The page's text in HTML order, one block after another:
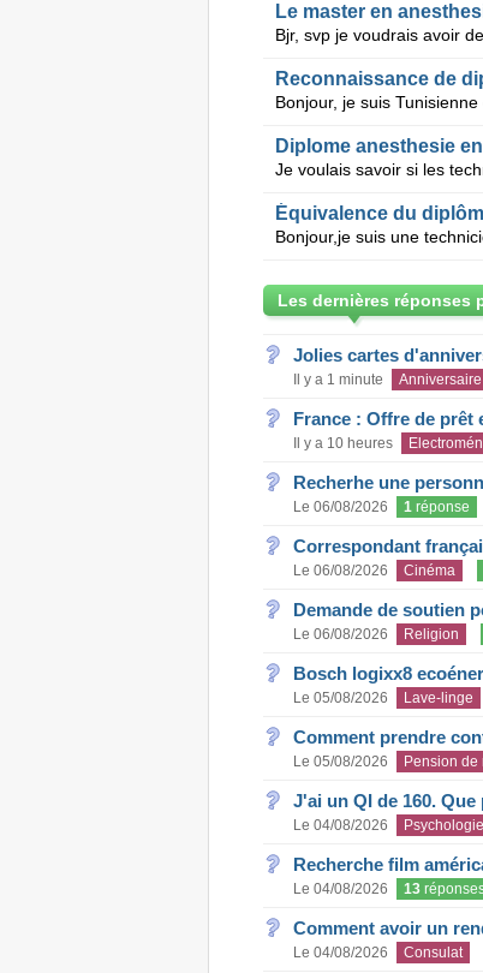
Le master en
Reconnaissance de
Diplome anesthesie
Les dernières réponses
Jolies cartes
Il y a 1 minute Anniversaire
France : Offre de prêt
Il y a 10 heures
Recherhe une
Le 06/08/2026 1réponse
Correspondant
Le 06/08/2026 Cinéma
Demande de soutien
Le 06/08/2026 Religion
Bosch logixx8
Le 05/08/2026 Lave-linge
Comment prendre
Le 05/08/2026 Pension de
J'ai un QI de 160.
Le 04/08/2026
Recherche film
Le 04/08/2026 13
Comment avoir un
Le 04/08/2026 Consulat